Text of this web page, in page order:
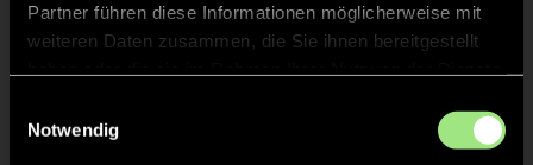
Partner führen diese Informationen möglicherweise mit
weiteren Daten zusammen, die Sie ihnen bereitgestellt
Notwendig